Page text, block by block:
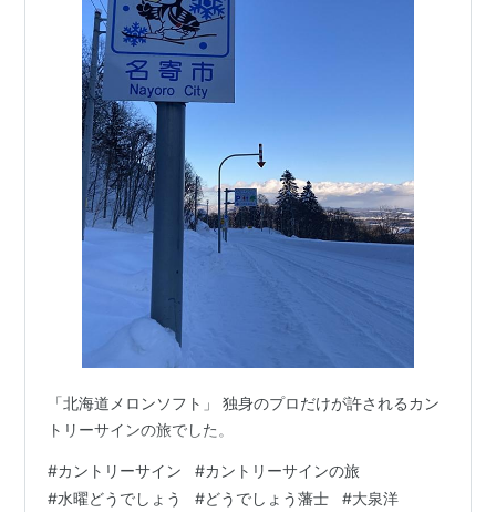
「北海道メロンソフト」 独身のプロだけが許されるカン
トリーサインの旅でした。
#カントリーサイン #カントリーサインの旅
#水曜どうでしょう #どうでしょう藩士 #大泉洋